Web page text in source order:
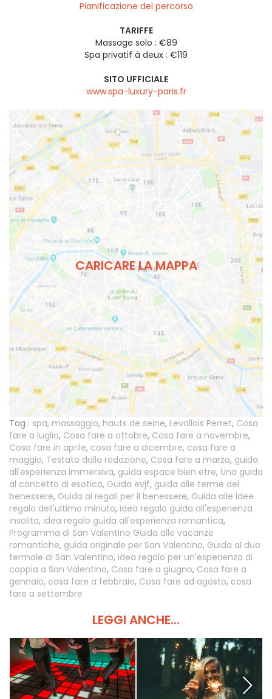
Pianificazione del percorso
TARIFFE
Massage solo : €89
Spa privatif à deux : €119
SITO UFFICIALE
www.spa-luxury-paris.fr
CARICARE LA MAPPA
Tag : spa, massaggio, hauts de seine, Levallois Perret, Cosa
fare a luglio, Cosa fare a ottobre, Cosa fare a novembre,
Cosa fare in aprile, cosa fare a dicembre, cosa fare a
maggio, Testato dalla redazione, Cosa fare a marzo, guida
all'esperienza immersiva, guida espace bien etre, Una guida
al concetto di esotico, Guida evjf, guida alle terme del
benessere, Guida ai regali per il benessere, Guida alle idee
regalo dell'ultimo minuto, idea regalo guida all'esperienza
insolita, idea regalo guida all'esperienza romantica,
Programma di San Valentino Guida alle vacanze
romantiche, guida originale per San Valentino, Guida al duo
termale di San Valentino, idea regalo per un'esperienza di
coppia a San Valentino, Cosa fare a giugno, Cosa fare a
gennaio, cosa fare a febbraio, Cosa fare ad agosto, cosa
fare a settembre
LEGGI ANCHE...